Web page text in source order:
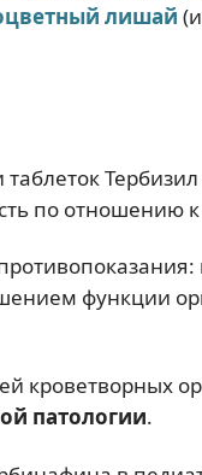
лишай
Тербизил
по отношению
функции
кроветворных
патологии.